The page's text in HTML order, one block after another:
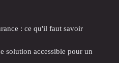
: ce qu'il faut savoir
solution accessible pour un